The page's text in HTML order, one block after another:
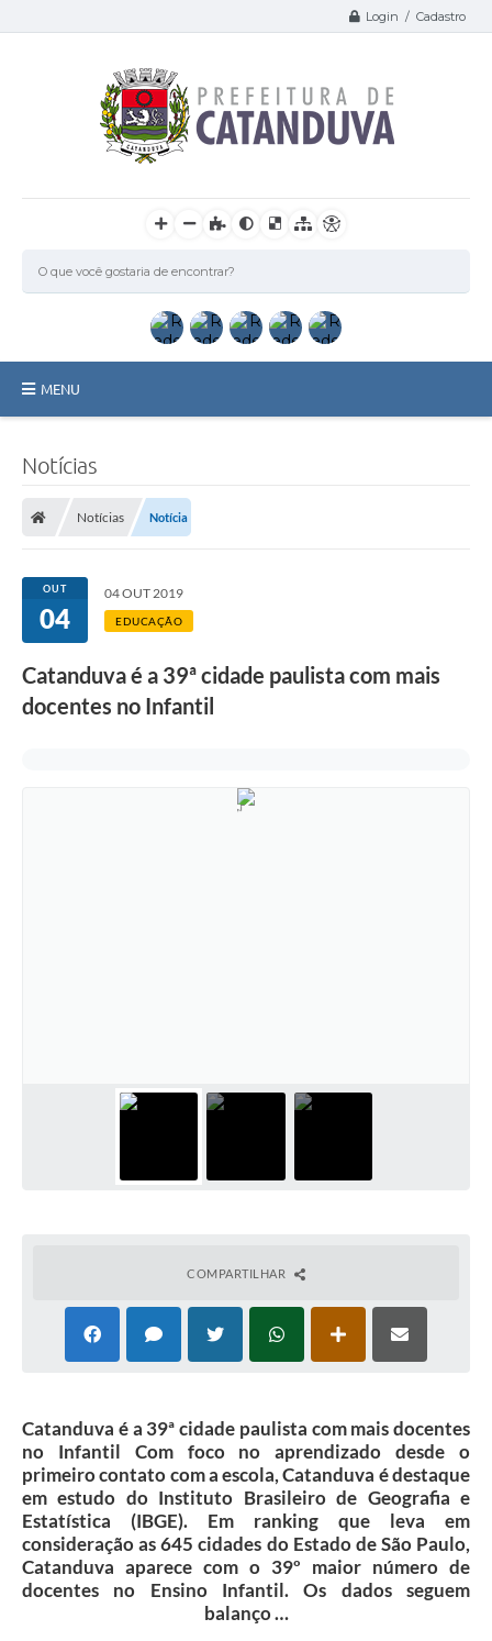
Login / Cadastro
MENU
Licitações / PCA
Transparência
Contratos
Contato
Editais
Notícias
Notícias Notícia
OUT
04
04 OUT 2019
EDUCAÇÃO
Catanduva é a 39ª cidade paulista com mais
docentes no Infantil
COMPARTILHAR
Catanduva é a 39ª cidade paulista com mais docentes
no Infantil Com foco no aprendizado desde o
primeiro contato com a escola, Catanduva é destaque
em estudo do Instituto Brasileiro de Geografia e
Estatística (IBGE). Em ranking que leva em
consideração as 645 cidades do Estado de São Paulo,
Catanduva aparece com o 39º maior número de
docentes no Ensino Infantil. Os dados seguem
balanço …